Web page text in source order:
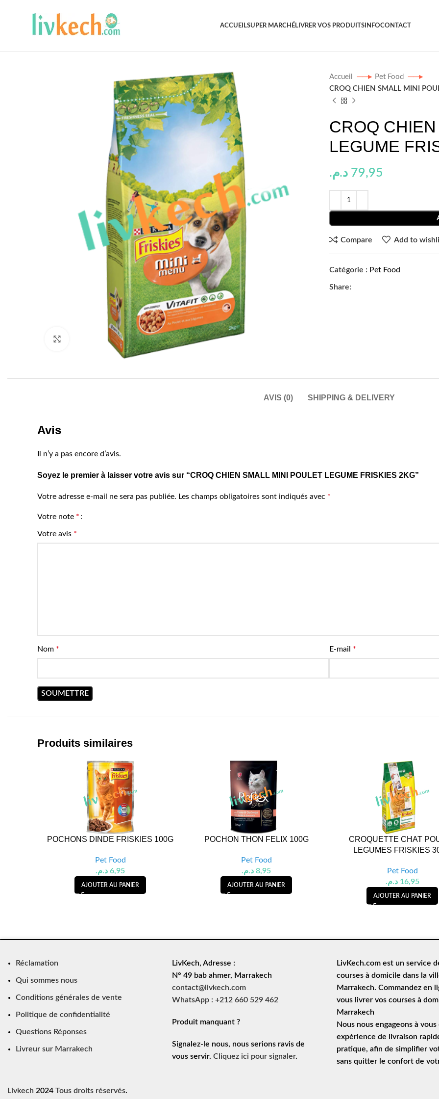
ACCUEILSUPER MARCHÉ LIVRER VOS PRODUITS INFOCONTACT
Click to enlarge
Accueil
Pet Food
CROQ CHIEN SMALL MINI
CROQ
LEGUME
79,95 د.م.
Compare Add to
Catégorie : Pet Food
Share:
AVIS (0) SHIPPING & DELIVERY
Avis
Il n’y a pas encore d’avis.
Soyez le premier à laisser votre avis sur “CROQ CHIEN SMALL MINI POULET LEGUME FRISKIES 2KG”
Votre adresse e-mail ne sera pas publiée. Les champs obligatoires sont indiqués avec *
Votre note *
Votre avis *
Nom * E-mail *
Produits similaires
POCHONS DINDE FRISKIES 100G
Pet Food
6,95 د.م.
AJOUTER AU PANIER
POCHON THON FELIX 100G
Pet Food
8,95 د.م.
AJOUTER AU PANIER
CROQUETTE CHAT
LEGUMES FRISKIES
Pet Food
16,95 د.م.
AJOUTER AU PANIER
Réclamation
Qui sommes nous
Conditions générales de vente
Politique de confidentialité
Questions Réponses
Livreur sur Marrakech
LivKech, Adresse :
N° 49 bab ahmer, Marrakech
contact@livkech.com
WhatsApp : +212 660 529 462
Produit manquant ?
Signalez-le nous, nous serions ravis de
vous servir. Cliquez ici pour signaler.
LivKech.com est un service
courses à domicile dans la
Marrakech. Commandez en
vous livrer vos courses à
Marrakech
Nous nous engageons à
expérience de
livraison
pratique, afin de simplifier
sans quitter le confort de
Livkech 2024Tous droits réservés.